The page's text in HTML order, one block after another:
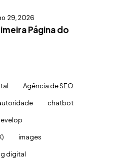
29, 2026
Página do
Agência de SEO
chatbot
images
digital